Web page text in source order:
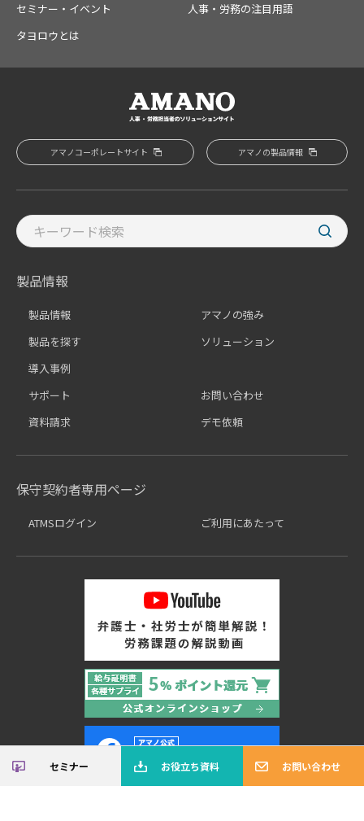
セミナー お役立ち資料 お問い合わせ
セミナー・イベント
人事・労務の注目用語
タヨロウとは
アマノコーポレートサイト アマノの製品情報
製品情報
製品情報
アマノの強み
製品を探す
ソリューション
導入事例
サポート
お問い合わせ
資料請求
デモ依頼
保守契約者専用ページ
ATMSログイン ご利用にあたって